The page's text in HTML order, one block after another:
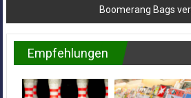
Boomerang Bags
Empfehlungen